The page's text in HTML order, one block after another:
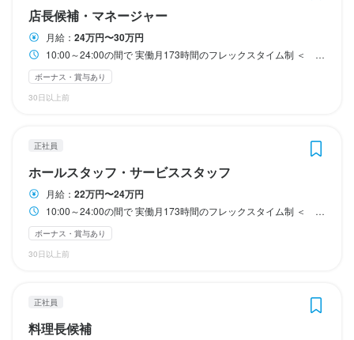
掲載をご検討の店舗様へ
食べログ求人PRESS
プライバシーポリシー
企業情報
店長候補・マネージャー
月給： 24万円〜30万円
10:00～24:00の間で 実働月173時間のフレックスタイム制 ＜ 勤務シフト ＞ 10:00～18:00（昼） 16:00～24:00（夜） 10:00～24:00（通し） ・長時間勤務にならないよう、 残業時間は本社でこまめに管理しています ・もちろん残業代はしっかり支給！ 別日にお休みをとってもOKです！ ・営業は夕方17:00以降から。 それまでは仕込みや準備を行います。 ・スタッフの労働時間を守るため、 昼の時間帯は営業をしていません。 ※ランチタイムのみ、 社内で運営しているお弁当屋さんが お店の場所を借りて営業しています。
ボーナス・賞与あり
30日以上前
正社員
ホールスタッフ・サービススタッフ
月給： 22万円〜24万円
10:00～24:00の間で 実働月173時間のフレックスタイム制 ＜ 勤務シフト ＞ 10:00～18:00（昼） 16:00～24:00（夜） 10:00～24:00（通し） ・長時間勤務にならないよう、 残業時間は本社でこまめに管理しています ・もちろん残業代はしっかり支給！ 別日にお休みをとってもOKです！ ・営業は夕方17:00以降から。 それまでは仕込みや準備を行います。 ・スタッフの労働時間を守るため、 昼の時間帯は営業をしていません。 ※ランチタイムのみ、 社内で運営しているお弁当屋さんが お店の場所を借りて営業しています。
ボーナス・賞与あり
30日以上前
正社員
料理長候補
家族手当／配偶者1万円、18歳以下の子1人5000円
収入例
【年収例】
勤務時間
10:00～24:00の間で
実働月173時間のフレックスタイム制
＜　勤務シフト　＞
10:00～18:00（昼）
16:00～24:00（夜）
・長時間勤務にならないよう、
家族手当／配偶者1万円、18歳以下の子1人5000円
収入例
【年収例】
勤務時間
10:00～24:00の間で
実働月173時間のフレックスタイム制
＜　勤務シフト　＞
10:00～18:00（昼）
16:00～24:00（夜）
・長時間勤務にならないよう、
家族手当／配偶者1万円、18歳以下の子1人5000円
収入例
【年収例】
勤務時間
10:00～24:00の間で
実働月173時間のフレックスタイム制
＜　勤務シフト　＞
10:00～18:00（昼）
16:00～24:00（夜）
・長時間勤務にならないよう、
家族手当／配偶者1万円、18歳以下の子1人5000円
収入例
【年収例】
勤務時間
10:00～24:00の間で
実働月173時間のフレックスタイム制
＜　勤務シフト　＞
10:00～18:00（昼）
16:00～24:00（夜）
・長時間勤務にならないよう、
勤務時間
17:00～24:00の間
1日2時間～OK
＜　勤務シフト例　＞
17:00～19:00（2時間）
18:00～21:00（3時間）
18:00～24:00（6時間）など
終電考慮あり ダブルワーク・副業OK
週1日～勤務OK
もちろんレギュラー勤務も大歓迎
勤務時間
17:00～24:00の間
1日2時間～OK
＜　勤務シフト例　＞
17:00～19:00（2時間）
18:00～21:00（3時間）
18:00～24:00（6時間）など
終電考慮あり ダブルワーク・副業OK
週1日～勤務OK
もちろんレギュラー勤務も大歓迎